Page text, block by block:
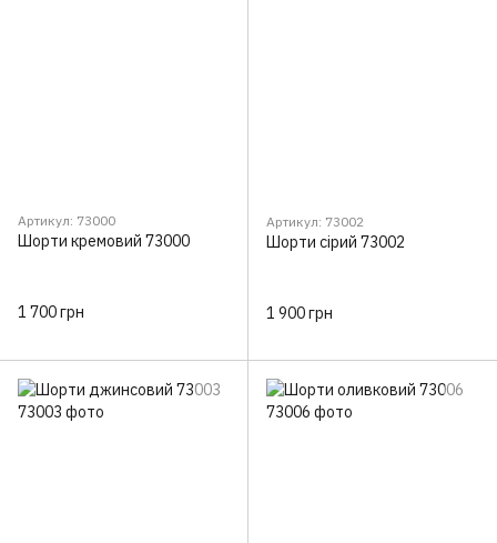
Артикул: 73000
Шорти кремовий 73000
1 700 грн
Артикул: 73002
Шорти сірий 73002
1 900 грн